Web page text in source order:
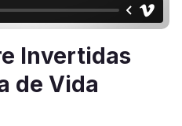
Invertidas
de Vida